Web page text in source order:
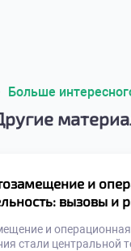
Больше
и
вызовы и
и операционная
стали центральной